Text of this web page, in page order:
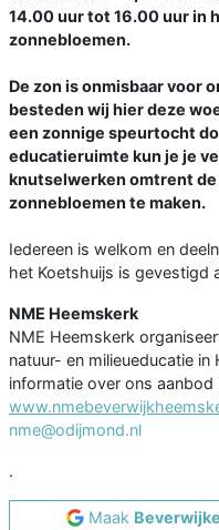
14.00 uur tot 16.00 uur in
zonnebloemen.
De zon is onmisbaar voor
besteden wij hier deze
een zonnige speurtocht
educatieruimte kun je je
knutselwerken omtrent
zonnebloemen te maken.
Iedereen is welkom en
het Koetshuijs is gevestigd
NME Heemskerk
NME Heemskerk
natuur- en milieueducatie
informatie over ons aanbod
nme@odijmond.nl
.
Maak